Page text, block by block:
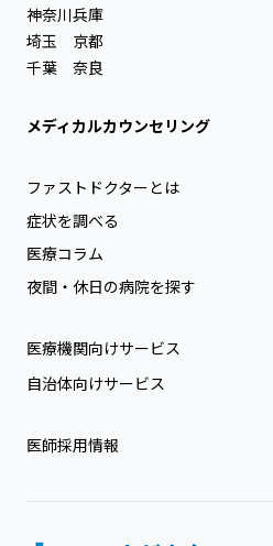
神奈川
埼玉
千葉
兵庫
京都
奈良
メディカルカウンセリング
ファストドクターとは
症状を調べる
医療コラム
夜間・休日の病院を探す
医療機関向けサービス
自治体向けサービス
医師採用情報